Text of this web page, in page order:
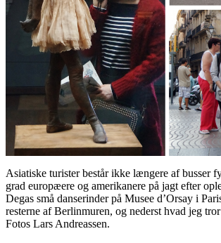
Asiatiske turister består ikke længere af busser
grad europæere og amerikanere på jagt efter
Degas små danserinder på Musee d’Orsay i
resterne af Berlinmuren, og nederst hvad jeg
Fotos Lars Andreassen.